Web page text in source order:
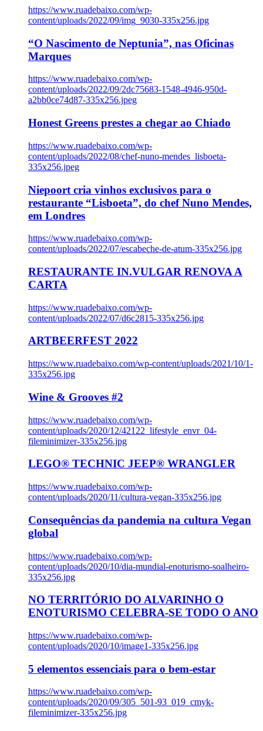
https://www.ruadebaixo.com/wp-
content/uploads/2022/09/img_9030-335x256.jpg
“O Nascimento de Neptunia”, nas Oficinas
Marques
https://www.ruadebaixo.com/wp-
content/uploads/2022/09/2dc75683-1548-4946-950d-
a2bb0ce74d87-335x256.jpeg
Honest Greens prestes a chegar ao Chiado
https://www.ruadebaixo.com/wp-
content/uploads/2022/08/chef-nuno-mendes_lisboeta-
335x256.jpeg
Niepoort cria vinhos exclusivos para o
restaurante “Lisboeta”, do chef Nuno Mendes,
em Londres
https://www.ruadebaixo.com/wp-
content/uploads/2022/07/escabeche-de-atum-335x256.jpg
RESTAURANTE IN.VULGAR RENOVA A
CARTA
https://www.ruadebaixo.com/wp-
content/uploads/2022/07/d6c2815-335x256.jpg
ARTBEERFEST 2022
https://www.ruadebaixo.com/wp-content/uploads/2021/10/1-
335x256.jpg
Wine & Grooves #2
https://www.ruadebaixo.com/wp-
content/uploads/2020/12/42122_lifestyle_envr_04-
fileminimizer-335x256.jpg
LEGO® TECHNIC JEEP® WRANGLER
https://www.ruadebaixo.com/wp-
content/uploads/2020/11/cultura-vegan-335x256.jpg
Consequências da pandemia na cultura Vegan
global
https://www.ruadebaixo.com/wp-
content/uploads/2020/10/dia-mundial-enoturismo-soalheiro-
335x256.jpg
NO TERRITÓRIO DO ALVARINHO O
ENOTURISMO CELEBRA-SE TODO O ANO
https://www.ruadebaixo.com/wp-
content/uploads/2020/10/image1-335x256.jpg
5 elementos essenciais para o bem-estar
https://www.ruadebaixo.com/wp-
content/uploads/2020/09/305_501-93_019_cmyk-
fileminimizer-335x256.jpg